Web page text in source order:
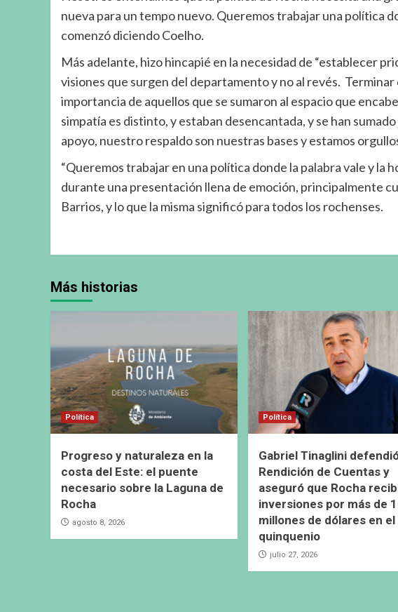
nueva para un tempo nuevo. Queremos trabajar una política
comenzó diciendo Coelho.
Más adelante, hizo hincapié en la necesidad de “establecer
visiones que surgen del departamento y no al revés. Terminar
importancia de aquellos que se sumaron al espacio que
simpatía es distinto, y estaban desencantada, y se han
apoyo, nuestro respaldo son nuestras bases y estamos
“Queremos trabajar en una política donde la palabra vale y la
durante una presentación llena de emoción, principalmente
Barrios, y lo que la misma significó para todos los rochenses.
Más historias
Política
Progreso y naturaleza en la
costa del Este: el puente
necesario sobre la Laguna de
Rocha
agosto 8, 2026
Política
Gabriel Tinaglini
Rendición de Cuentas y
aseguró que Rocha
inversiones por más de
millones de dólares en el
quinquenio
julio 27, 2026